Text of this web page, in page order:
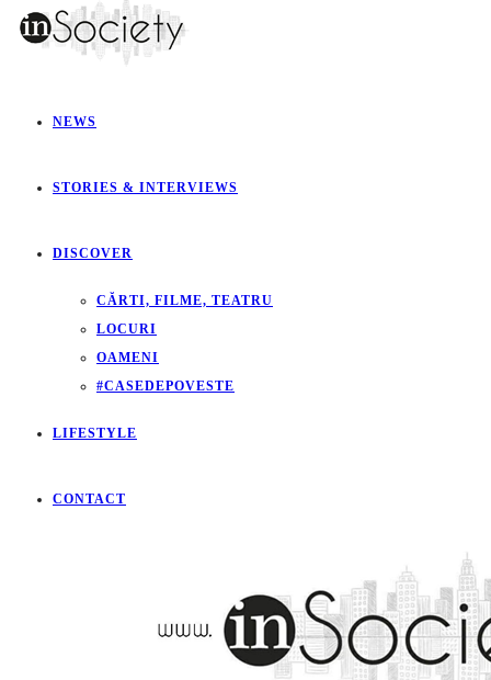
NEWS
STORIES & INTERVIEWS
DISCOVER
CĂRTI, FILME, TEATRU
LOCURI
OAMENI
#CASEDEPOVESTE
LIFESTYLE
CONTACT